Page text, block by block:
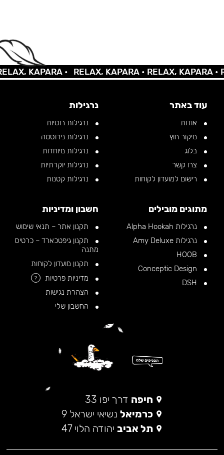
KAPARA • RELAX, KAPARA •RELAX, KAPARA •
עוד באתר
אודות
מיקור חוץ
בלוג
צרו קשר
רישום למועדון לקוחות
נרגילות
נרגילות רוסיות
נרגילות נירוסטה
נרגילות מיוחדות
נרגילות יוקרתיות
נרגילות קטנות
מתוגים מובילים
נרגילות Alpha Hookah
נרגילות Amy Deluxe
חשבון ומדיניות
תקנון אתר – תנאי שימוש
תקנון גיפטכארד – כרטיס
מתנה
תקנון מועדון לקוחות
מדיניות פרטיות
?
הצהרת נגישות
החשבון שלי
חיפה דרך יפו 33
כרמיאל נשיאי ישראל 9
תל אביב יהודה הלוי 47